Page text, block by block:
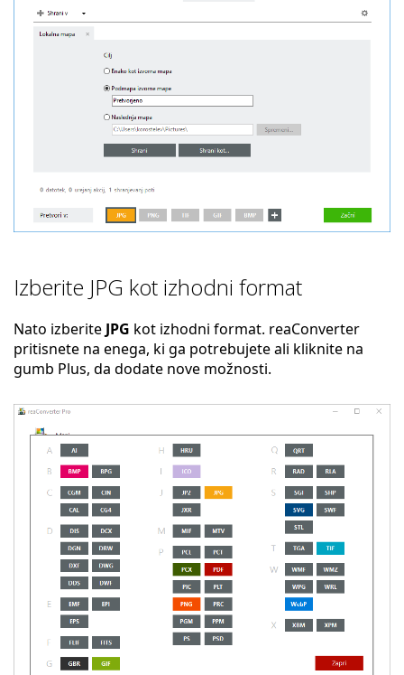
Izberite JPG kot izhodni format
Nato izberite JPG kot izhodni format. reaConverter
pritisnete na enega, ki ga potrebujete ali kliknite na
gumb Plus, da dodate nove možnosti.